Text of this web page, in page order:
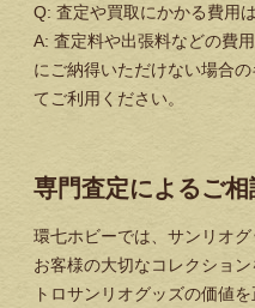
Q: 査定や買取にかかる費用
A: 査定料や出張料などの費
にご納得いただけない場合
てご利用ください。
専門査定によるご
環七ホビーでは、サンリオグ
お客様の大切なコレクショ
トロサンリオグッズの価値